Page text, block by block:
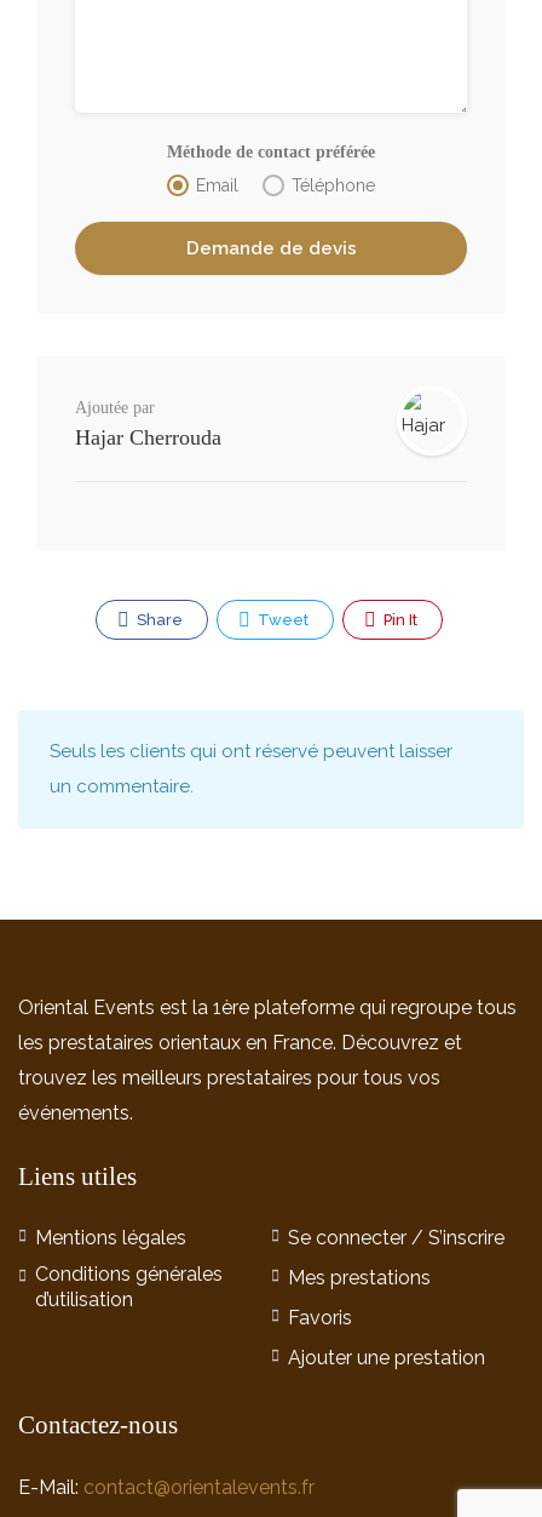
Méthode de contact préférée
Email Téléphone
Ajoutée par
Hajar Cherrouda
Share Tweet Pin It
Seuls les clients qui ont réservé peuvent laisser
un commentaire.
Oriental Events est la 1ère plateforme qui regroupe tous
les prestataires orientaux en France. Découvrez et
trouvez les meilleurs prestataires pour tous vos
événements.
Liens utiles
Mentions légales
Conditions générales
d’utilisation
Se connecter / S’inscrire
Mes prestations
Favoris
Ajouter une prestation
Contactez-nous
E-Mail: contact@orientalevents.fr